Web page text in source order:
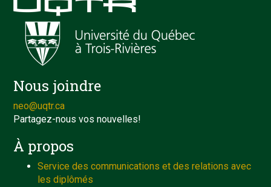
Nous joindre
neo@uqtr.ca
Partagez-nous vos nouvelles!
À propos
Service des communications et des relations avec
les diplômés